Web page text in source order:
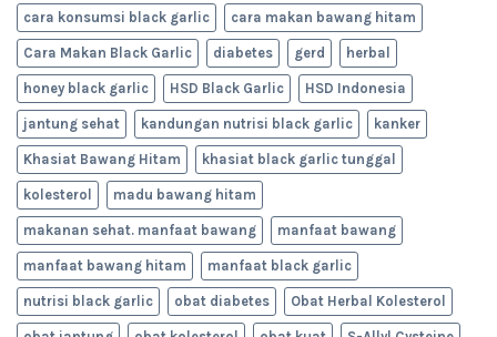
cara konsumsi black garlic cara makan bawang hitam
Cara Makan Black Garlic diabetes gerd herbal
honey black garlic HSD Black Garlic HSD Indonesia
jantung sehat kandungan nutrisi black garlic kanker
Khasiat Bawang Hitam khasiat black garlic tunggal
kolesterol madu bawang hitam
makanan sehat. manfaat bawang manfaat bawang
manfaat bawang hitam manfaat black garlic
nutrisi black garlic obat diabetes Obat Herbal Kolesterol